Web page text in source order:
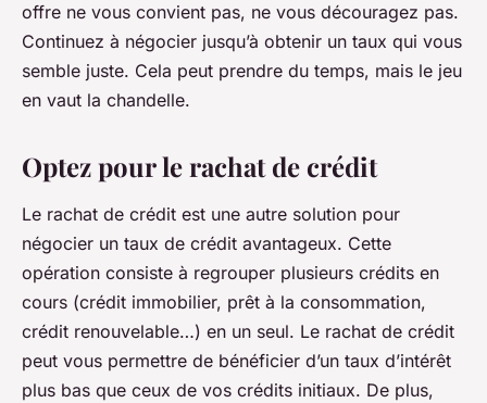
offre ne vous convient pas, ne vous découragez pas.
Continuez à négocier jusqu’à obtenir un taux qui vous
semble juste. Cela peut prendre du temps, mais le jeu
en vaut la chandelle.
Optez pour le rachat de crédit
Le rachat de crédit est une autre solution pour
négocier un taux de crédit avantageux. Cette
opération consiste à regrouper plusieurs crédits en
cours (crédit immobilier, prêt à la consommation,
crédit renouvelable…) en un seul. Le rachat de crédit
peut vous permettre de bénéficier d’un taux d’intérêt
plus bas que ceux de vos crédits initiaux. De plus,